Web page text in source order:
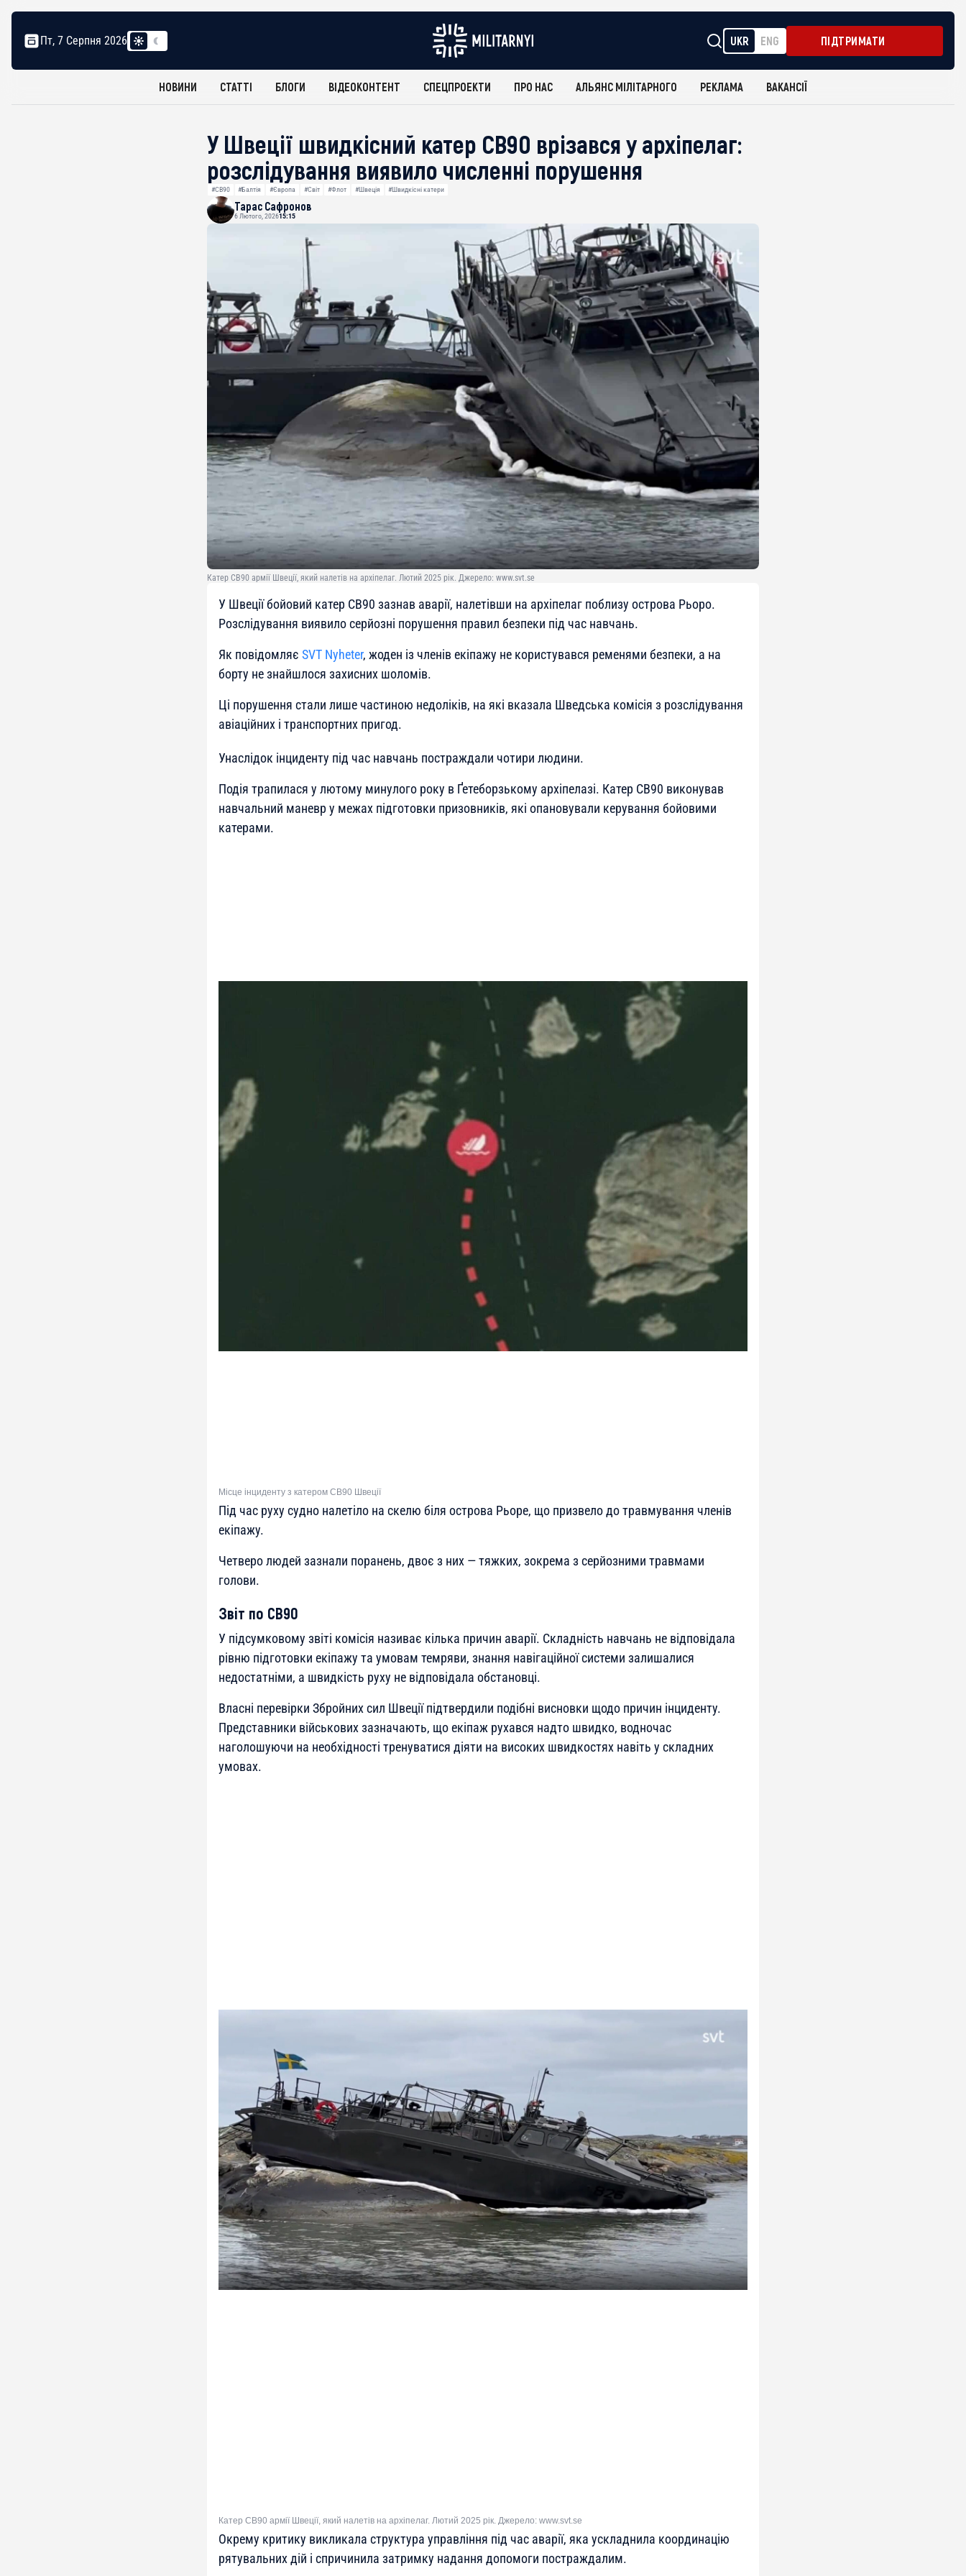
Пт, 7 Серпня 2026 UKR ENG ПІДТРИМАТИ
НОВИНИ СТАТТІ БЛОГИ ВІДЕОКОНТЕНТ СПЕЦПРОЕКТИ ПРО НАС АЛЬЯНС МІЛІТАРНОГО РЕКЛАМА ВАКАНСІЇ
У Швеції швидкісний катер CB90 врізався у архіпелаг:
розслідування виявило численні порушення
#CB90 #Балтія #Європа #Світ #Флот #Швеція #Швидкісні катери
Тарас Сафронов
6 Лютого, 202615:15
Катер CB90 армії Швеції, який налетів на архіпелаг. Лютий 2025 рік. Джерело: www.svt.se
У Швеції бойовий катер CB90 зазнав аварії, налетівши на архіпелаг поблизу острова Рьоро.
Розслідування виявило серйозні порушення правил безпеки під час навчань.
Як повідомляє SVT Nyheter, жоден із членів екіпажу не користувався ременями безпеки, а на
борту не знайшлося захисних шоломів.
Ці порушення стали лише частиною недоліків, на які вказала Шведська комісія з розслідування
авіаційних і транспортних пригод.
Унаслідок інциденту під час навчань постраждали чотири людини.
Подія трапилася у лютому минулого року в Ґетеборзькому архіпелазі. Катер CB90 виконував
навчальний маневр у межах підготовки призовників, які опановували керування бойовими
катерами.
Місце інциденту з катером СВ90 Швеції
Під час руху судно налетіло на скелю біля острова Рьоре, що призвело до травмування членів
екіпажу.
Четверо людей зазнали поранень, двоє з них — тяжких, зокрема з серйозними травмами
голови.
Звіт по CB90
У підсумковому звіті комісія називає кілька причин аварії. Складність навчань не відповідала
рівню підготовки екіпажу та умовам темряви, знання навігаційної системи залишалися
недостатніми, а швидкість руху не відповідала обстановці.
Власні перевірки Збройних сил Швеції підтвердили подібні висновки щодо причин інциденту.
Представники військових зазначають, що екіпаж рухався надто швидко, водночас
наголошуючи на необхідності тренуватися діяти на високих швидкостях навіть у складних
умовах.
Катер CB90 армії Швеції, який налетів на архіпелаг. Лютий 2025 рік. Джерело: www.svt.se
Окрему критику викликала структура управління під час аварії, яка ускладнила координацію
рятувальних дій і спричинила затримку надання допомоги постраждалим.